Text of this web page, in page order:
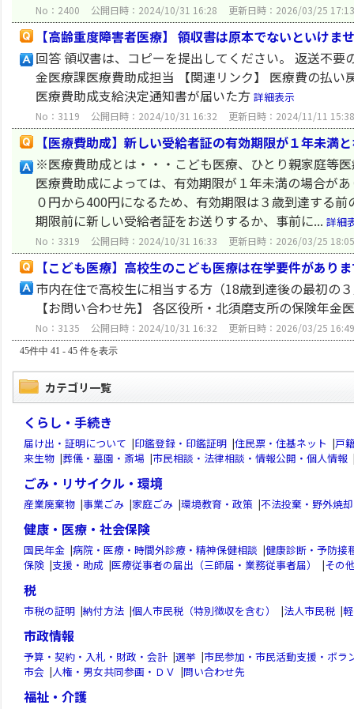
No：2400 公開日時：2024/10/31 16:28 更新日時：2026/03/25 17:13
【高齢重度障害者医療】 領収書は原本でないといけま
回答 領収書は、コピーを提出してください。 返送不
金医療課医療費助成担当 【関連リンク】 医療費の払
医療費助成支給決定通知書が届いた方 詳細表示
No：3119 公開日時：2024/10/31 16:32 更新日時：2024/11/11 15:38
【医療費助成】新しい受給者証の有効期限が１年未満
※医療費助成とは・・・こども医療、ひとり親家庭等
医療費助成によっては、有効期限が１年未満の場合が
０円から400円になるため、有効期限は３歳到達する
期限前に新しい受給者証をお送りするか、事前に... 詳細
No：3319 公開日時：2024/10/31 16:33 更新日時：2026/03/25 18:05
【こども医療】高校生のこども医療は在学要件があり
市内在住で高校生に相当する方（18歳到達後の最初の
【お問い合わせ先】 各区役所・北須磨支所の保険年
No：3135 公開日時：2024/10/31 16:32 更新日時：2026/03/25 16:49
45件中 41 - 45 件を表示
カテゴリ一覧
くらし・手続き
届け出・証明について |印鑑登録・印鑑証明 |住民票・住基ネット |戸
来生物 |葬儀・墓園・斎場 |市民相談・法律相談・情報公開・個人情報
ごみ・リサイクル・環境
産業廃棄物 |事業ごみ |家庭ごみ |環境教育・政策 |不法投棄・野外焼却
健康・医療・社会保険
国民年金 |病院・医療・時間外診療・精神保健相談 |健康診断・予防接
保険 |支援・助成 |医療従事者の届出（三師届・業務従事者届） |その
税
市税の証明 |納付方法 |個人市民税（特別徴収を含む） |法人市民税 |
市政情報
予算・契約・入札・財政・会計 |選挙 |市民参加・市民活動支援・ボラ
市会 |人権・男女共同参画・ＤＶ |問い合わせ先
福祉・介護